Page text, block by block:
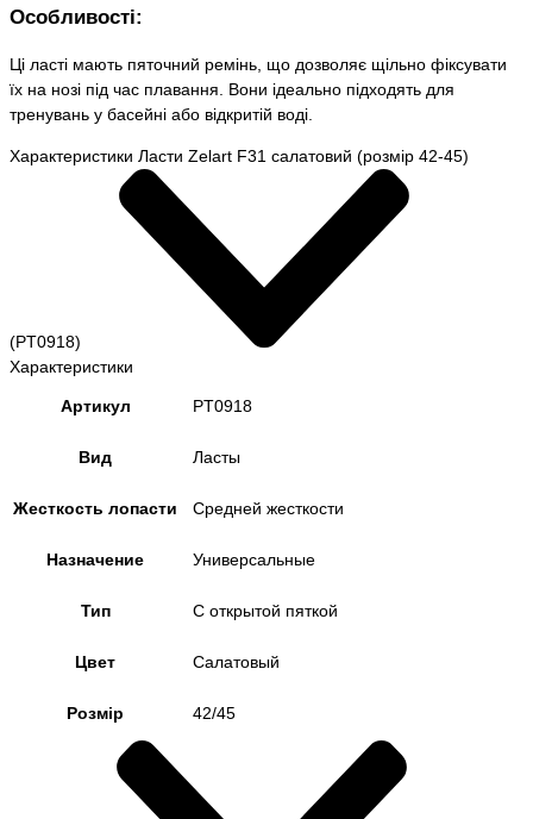
Особливості:
Ці ласті мають пяточний ремінь, що дозволяє щільно фіксувати
їх на нозі під час плавання. Вони ідеально підходять для
тренувань у басейні або відкритій воді.
Характеристики Ласти Zelart F31 салатовий (розмір 42-45)
(PT0918)
Характеристики
Артикул PT0918
Вид Ласты
Жесткость лопасти Средней жесткости
Назначение Универсальные
Тип С открытой пяткой
Цвет Салатовый
Розмір 42/45